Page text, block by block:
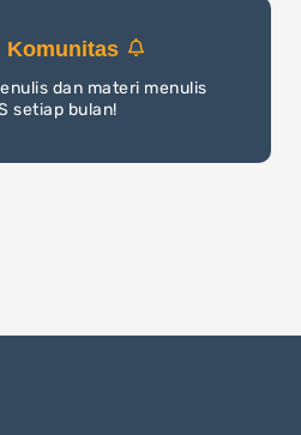
Komunitas
dan materi menulis
setiap bulan!